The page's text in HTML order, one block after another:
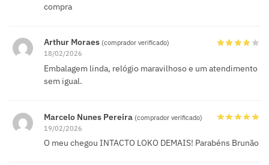
compra
Arthur Moraes (comprador verificado)
18/02/2026
Embalagem linda, relógio maravilhoso e um atendimento
sem igual.
Marcelo Nunes Pereira (comprador verificado)
19/02/2026
O meu chegou INTACTO LOKO DEMAIS! Parabéns Brunão